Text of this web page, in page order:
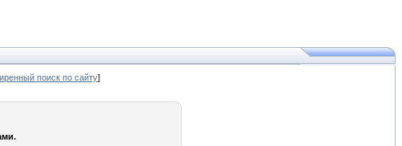
поиск по сайту]